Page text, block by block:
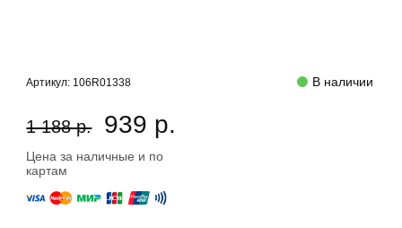
Артикул: 106R01338 В наличии
1 188 р. 939 р.
Цена за наличные и по
картам